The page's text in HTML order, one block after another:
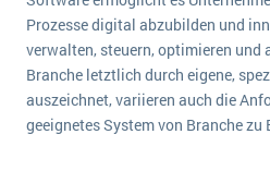
ERP-Trends in der Produktion
NACHRICHTENARCHIV
Prozesse digital abzubilden und
verwalten, steuern, optimieren und
Branche letztlich durch eigene,
auszeichnet, variieren auch die
geeignetes System von Branche zu